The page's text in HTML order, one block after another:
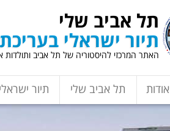
תל אביב שלי
תיור ישראלי
האתר המרכזי להיסטוריה של תל אביב
אודות תל אביב שלי תיור ישראלי